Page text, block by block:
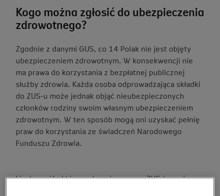
Kogo można zgłosić do ubezpieczenia
zdrowotnego?
Zgodnie z danymi GUS, co 14 Polak nie jest objęty
ubezpieczeniem zdrowotnym. W konsekwencji nie
ma prawa do korzystania z bezpłatnej publicznej
służby zdrowia. Każda osoba odprowadzająca składki
do ZUS-u może jednak objąć nieubezpieczonych
członków rodziny swoim własnym ubezpieczeniem
zdrowotnym. W ten sposób mogą oni uzyskać pełnię
praw do korzystania ze świadczeń Narodowego
Funduszu Zdrowia.
Liczba osób, którym ubezpieczony w ZUS-ie może